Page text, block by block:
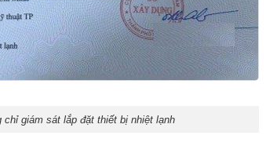
chỉ giám sát lắp đặt thiết bị nhiệt lạnh